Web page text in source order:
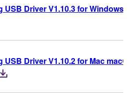
USB Driver V1.10.3 for Windows
Driver V1.10.2 for Mac macOS